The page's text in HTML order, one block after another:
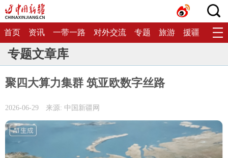
首页 资讯 一带一路 对外交流 专题 旅游 援疆 生态
专题文章库
聚四大算力集群 筑亚欧数字丝路
2026-06-29 来源: 中国新疆网